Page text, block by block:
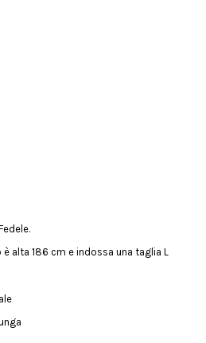
alta 186 cm e indossa una taglia L